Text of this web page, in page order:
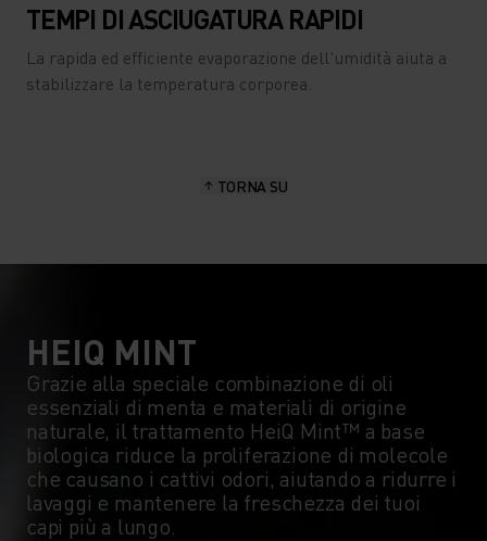
TEMPI DI ASCIUGATURA RAPIDI
La rapida ed efficiente evaporazione dell'umidità aiuta a
stabilizzare la temperatura corporea.
TORNA SU
HEIQ MINT
Grazie alla speciale combinazione di oli
essenziali di menta e materiali di origine
naturale, il trattamento HeiQ Mint™ a base
biologica riduce la proliferazione di molecole
che causano i cattivi odori, aiutando a ridurre i
lavaggi e mantenere la freschezza dei tuoi
capi più a lungo.